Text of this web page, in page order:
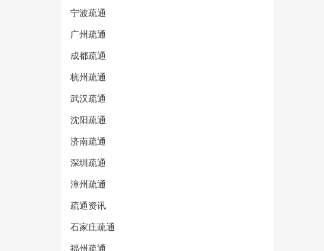
宁波疏通
广州疏通
成都疏通
杭州疏通
武汉疏通
沈阳疏通
济南疏通
深圳疏通
漳州疏通
疏通资讯
石家庄疏通
福州疏通